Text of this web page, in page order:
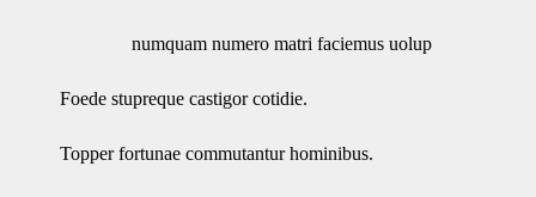
numquam numero matri faciemus uolup
Foede stupreque castigor cotidie.
Topper fortunae commutantur hominibus.